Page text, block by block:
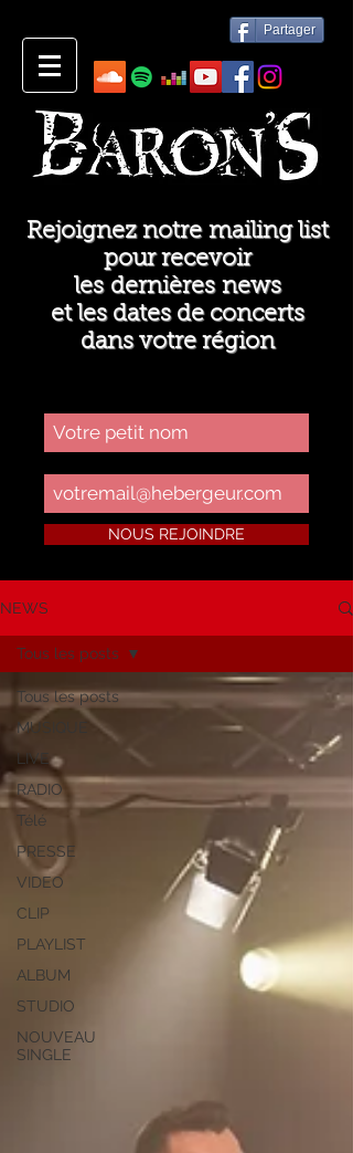
Partager
Rejoignez notre mailing list
pour recevoir
les dernières news
et les dates de concerts
dans votre région
NOUS REJOINDRE
NEWS
Tous les posts
MUSIQUE
LIVE
RADIO
Télé
PRESSE
VIDEO
CLIP
PLAYLIST
ALBUM
STUDIO
NOUVEAU
SINGLE
Tous les posts